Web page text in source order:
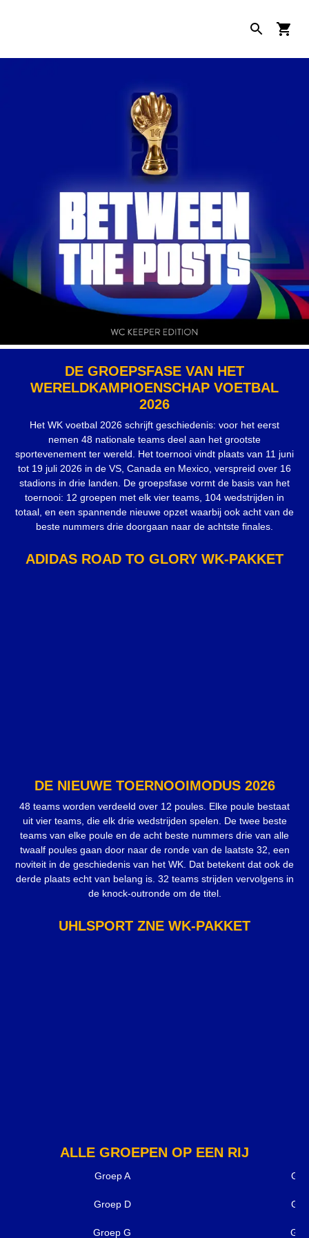
DE GROEPSFASE VAN HET
WERELDKAMPIOENSCHAP VOETBAL
2026
Het WK voetbal 2026 schrijft geschiedenis: voor het eerst
nemen 48 nationale teams deel aan het grootste
sportevenement ter wereld. Het toernooi vindt plaats van 11 juni
tot 19 juli 2026 in de VS, Canada en Mexico, verspreid over 16
stadions in drie landen. De groepsfase vormt de basis van het
toernooi: 12 groepen met elk vier teams, 104 wedstrijden in
totaal, en een spannende nieuwe opzet waarbij ook acht van de
beste nummers drie doorgaan naar de achtste finales.
ADIDAS ROAD TO GLORY WK-PAKKET
DE NIEUWE TOERNOOIMODUS 2026
48 teams worden verdeeld over 12 poules. Elke poule bestaat
uit vier teams, die elk drie wedstrijden spelen. De twee beste
teams van elke poule en de acht beste nummers drie van alle
twaalf poules gaan door naar de ronde van de laatste 32, een
noviteit in de geschiedenis van het WK. Dat betekent dat ook de
derde plaats echt van belang is. 32 teams strijden vervolgens in
de knock-outronde om de titel.
UHLSPORT ZNE WK-PAKKET
ALLE GROEPEN OP EEN RIJ
Groep A
Groep D
Groep G